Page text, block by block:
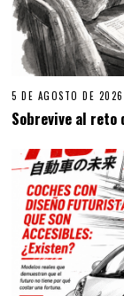
5 DE AGOSTO DE 2026
Sobrevive al reto